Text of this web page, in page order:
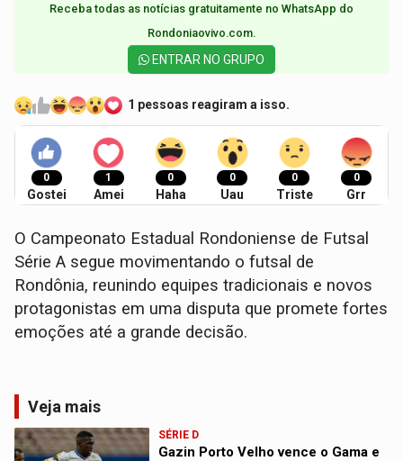
Receba todas as notícias gratuitamente no WhatsApp do
Rondoniaovivo.com.​
ENTRAR NO GRUPO
1 pessoas reagiram a isso.
0
Gostei
1
Amei
0
Haha
0
Uau
0
Triste
0
Grr
O Campeonato Estadual Rondoniense de Futsal
Série A segue movimentando o futsal de
Rondônia, reunindo equipes tradicionais e novos
protagonistas em uma disputa que promete fortes
emoções até a grande decisão.
Veja mais
SÉRIE D
Gazin Porto Velho vence o Gama e